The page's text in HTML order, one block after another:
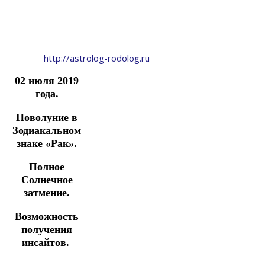
http://astrolog-rodolog.ru
02 июля 2019
года.
Новолуние в
Зодиакальном
знаке «Рак».
Полное
Солнечное
затмение.
Возможность
получения
инсайтов.